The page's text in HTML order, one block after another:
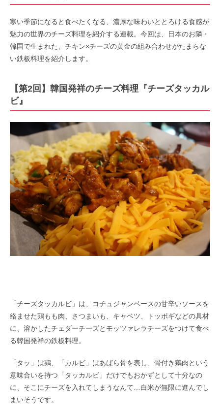
寒い季節になると食べたくなる、濃厚な味わいととろける食感が
魅力の世界のチーズ料理を紹介する連載。今回は、日本のお隣・
韓国で生まれた、チキン×チーズの黄金の組み合わせがたまらな
い鉄板料理を紹介します。
【第2回】韓国発祥のチーズ料理『チーズタッカル
ビ』
「チーズタッカルビ」は、コチュジャンベースの甘辛いソースを
絡ませた鶏もも肉、さつまいも、キャベツ、トッポギなどの具材
に、溶かしたチェダーチーズとモッツァレラチーズをつけて食べ
る韓国発祥の鉄板料理。
「タッ」は鶏、「カルビ」はあばら骨を表し、骨付き鶏肉という
意味合いを持つ「タッカルビ」だけでもおかずとして十分なの
に、そこにチーズを入れてしまうなんて…白米が無限に進んでし
まいそうです。